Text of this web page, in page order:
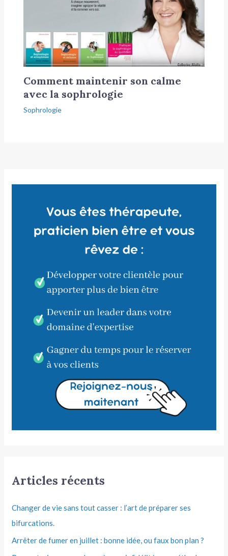
Comment maintenir son calme
avec la sophrologie
Sophrologie
Articles récents
Changer de vie sans tout casser : l’art de préparer ses
bifurcations.
Arrêter de fumer en juillet : bonne idée, ou faux bon plan ?